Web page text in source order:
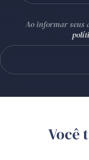
Ao informar seus
Você